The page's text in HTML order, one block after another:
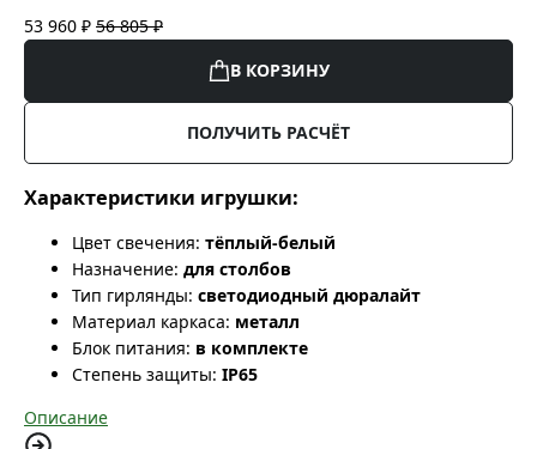
53 960 ₽ 56 805 ₽
В КОРЗИНУ
ПОЛУЧИТЬ РАСЧЁТ
Характеристики игрушки:
Цвет свечения: тёплый-белый
Назначение: для столбов
Тип гирлянды: светодиодный дюралайт
Материал каркаса: металл
Блок питания: в комплекте
Степень защиты: IP65
Описание